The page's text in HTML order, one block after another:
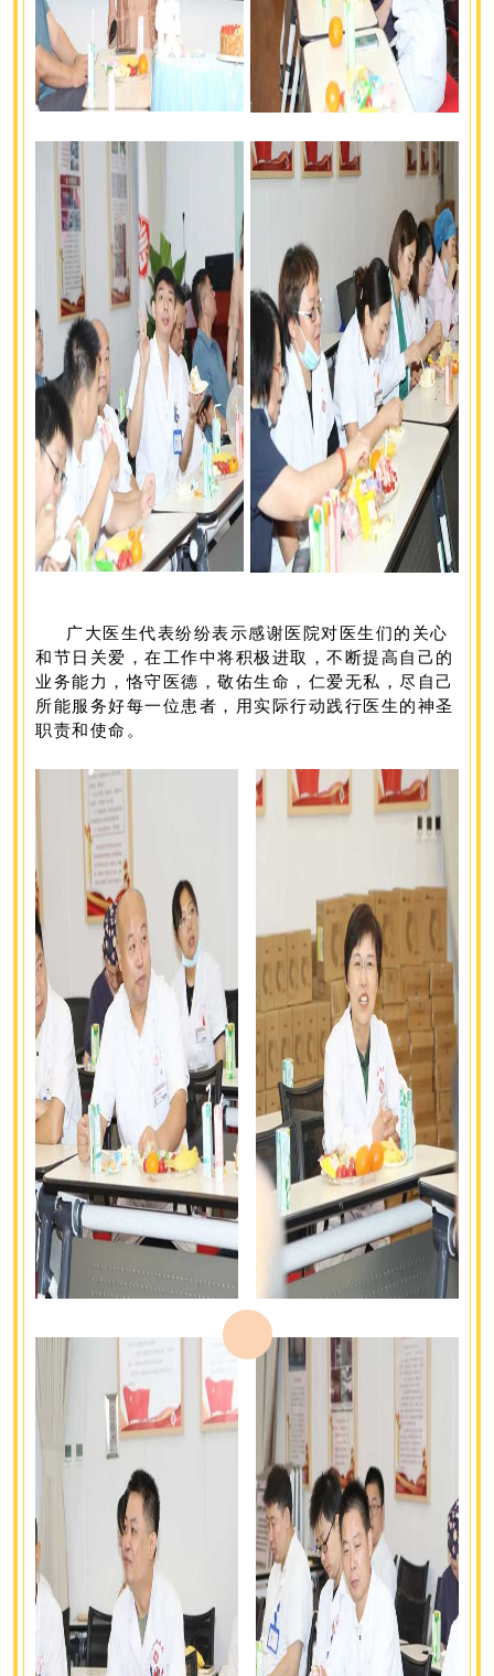
广大医生代表纷纷表示感谢医院对医生们的关心
和节日关爱，在工作中将积极进取，不断提高自己的
业务能力，恪守医德，敬佑生命，仁爱无私，尽自己
所能服务好每一位患者，用实际行动践行医生的神圣
职责和使命。